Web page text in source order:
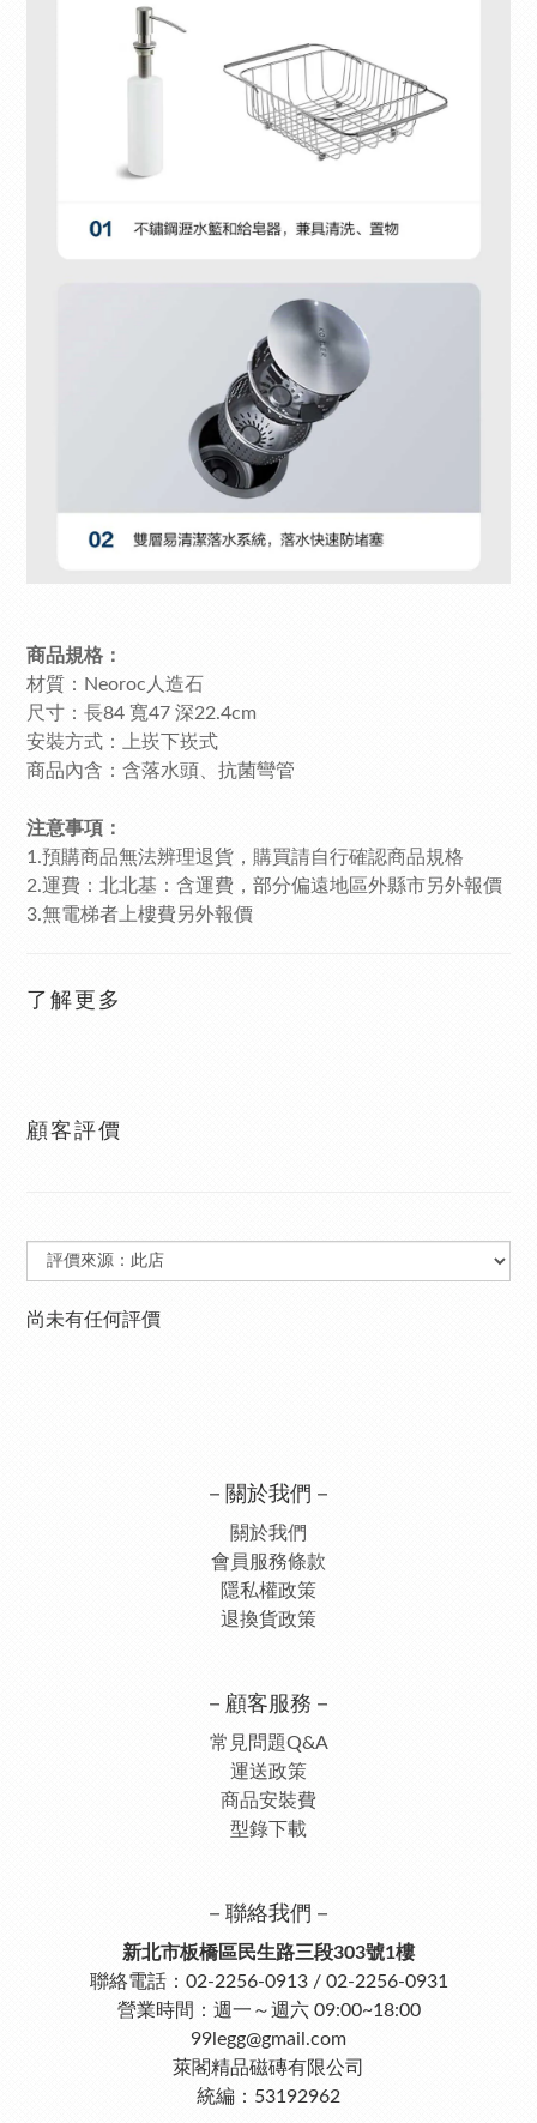
商品規格：
材質：Neoroc人造石
尺寸：長84 寬47 深22.4cm
安裝方式：上崁下崁式
商品內含：含落水頭、抗菌彎管
注意事項：
1.預購商品無法辨理退貨，購買請自行確認商品規格
2.運費：北北基：含運費，部分偏遠地區外縣市另外報價
3.無電梯者上樓費另外報價
了解更多
顧客評價
尚未有任何評價
－關於我們－
關於我們
會員服務條款
隱私權政策
退換貨政策
－顧客服務－
常見問題Q&A
運送政策
商品安裝費
型錄下載
－聯絡我們－
新北市板橋區民生路三段303號1樓
聯絡電話：02-2256-0913 / 02-2256-0931
營業時間：週一～週六 09:00~18:00
99legg@gmail.com
萊閣精品磁磚有限公司
統編：53192962